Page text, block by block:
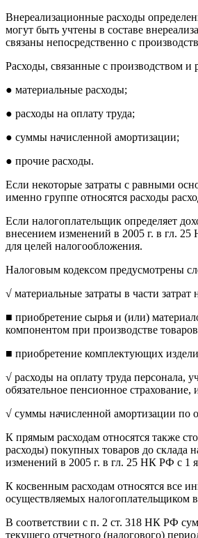
Внереализационные расходы
могут быть учтены в составе
связаны непосредственно с
Расходы, связанные с производством
● материальные расходы;
● расходы на оплату труда;
● суммы начисленной амортизации;
● прочие расходы.
Если некоторые затраты с равными
именно группе относятся расходы
Если налогоплательщик определяет
внесением изменений в 2005 г. в гл. 25
для целей налогообложения.
Налоговым кодексом предусмотрены
√ материальные затраты в части затрат
■ приобретение сырья и (или)
компонентом при производстве
■ приобретение комплектующих
√ расходы на оплату труда персонала,
обязательное пенсионное
√ суммы начисленной амортизации по
К прямым расходам относятся также
расходы) покупных товаров до склада
изменений в 2005 г. в гл. 25 НК РФ с 1
К косвенным расходам относятся все
осуществляемых налогоплательщиком
В соответствии с п. 2 ст. 318 НК РФ
текущего отчетного (налогового)